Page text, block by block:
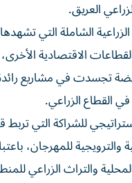
العريق.
الشاملة التي
الاقتصادية
تجسدت في مشاريع
القطاع الزراعي.
للشراكة التي
للمهرجان،
والتراث الزراعي